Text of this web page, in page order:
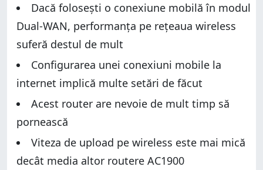
Dacă folosești o conexiune mobilă în modul
Dual-WAN, performanța pe rețeaua wireless
suferă destul de mult
Configurarea unei conexiuni mobile la
internet implică multe setări de făcut
Acest router are nevoie de mult timp să
pornească
Viteza de upload pe wireless este mai mică
decât media altor routere AC1900